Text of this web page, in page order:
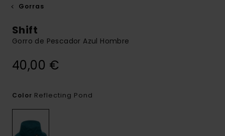
Gorras
Shift
Gorro de Pescador Azul Hombre
40,00 €
Color Reflecting Pond